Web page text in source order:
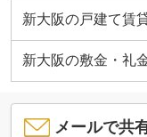
新大阪の戸建て賃
新大阪の敷金・礼
メールで共